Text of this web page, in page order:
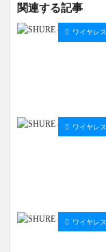
関連する記事
ワイヤレ
ワイヤレ
ワイヤレ